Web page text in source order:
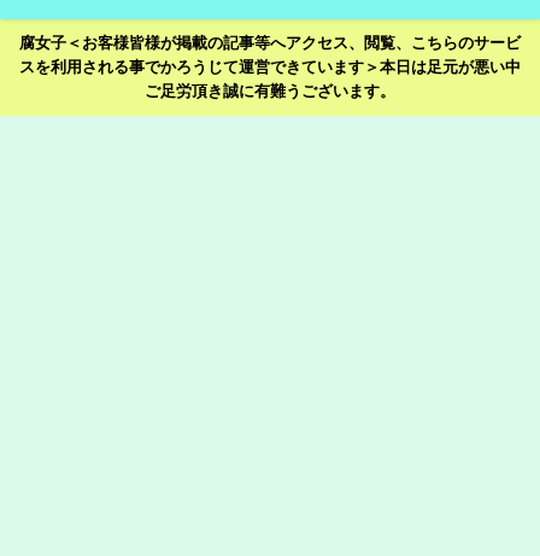
腐女子＜お客様皆様が掲載の記事等へアクセス、閲覧、こちらのサービ
スを利用される事でかろうじて運営できています＞本日は足元が悪い中
ご足労頂き誠に有難うございます。